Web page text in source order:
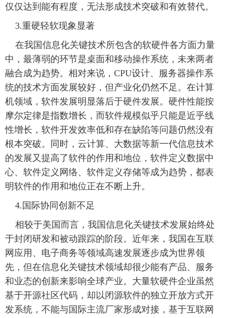
仅仅达到能有程度，无法形成技术突破和有效替代。
3.重硬轻软现象显著
在我国信息化关键技术所包含的软硬件各方面力量
中，最薄弱的环节是桌面和移动操作系统，未来两者
融合成为趋势。相对来说，CPU设计、服务器操作系
统的技术方面发展较好，但产业化仍然不足。在计算
机领域，软件发展明显落后于硬件发展。硬件性能按
摩尔定律是指数增长，而软件规模似乎只能是近乎线
性增长，软件开发效率低和存在缺陷等问题仍然没有
根本突破。同时，云计算、大数据等新一代信息技术
的发展又提高了软件的作用和地位，软件定义数据中
心、软件定义网络、软件定义存储等成为趋势，都表
明软件的作用和地位正在不断上升。
4.国际协同创新不足
相较于美国而言，我国信息化关键技术发展始终处
于封闭研发和被动跟踪的阶段。近年来，我国在互联
网应用、电子商务等领域高速发展逐步成为世界领
先，但在信息化关键技术领域却很少能有产品、服务
和业态的创新来影响全球产业。大量软硬件企业虽然
基于开源社区代码，却以闭源软件的独立开放方式开
发系统，不能与国际主流厂家形成对接，基于互联网